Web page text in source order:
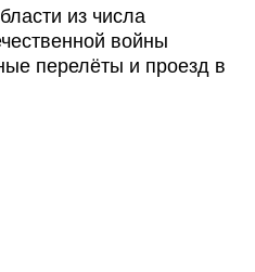
из числа
войны
перелёты и проезд в